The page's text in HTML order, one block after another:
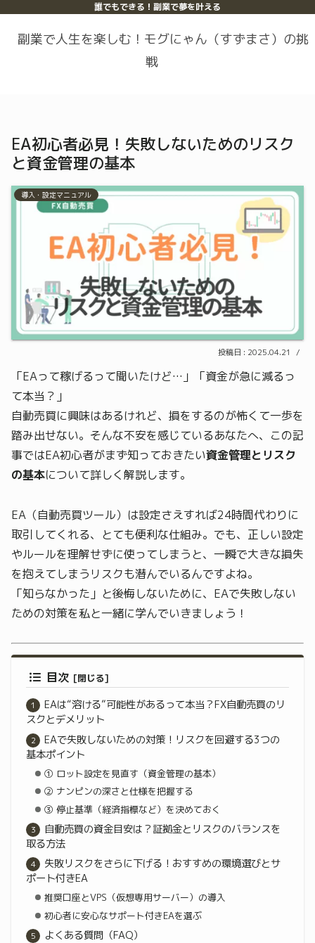
誰でもできる！副業で夢を叶える
副業で人生を楽しむ！モグにゃん（すずまさ）の挑
戦
EA初心者必見！失敗しないためのリスク
と資金管理の基本
導入・設定マニュアル
2025.04.21
「EAって稼げるって聞いたけど…」「資金が急に減るっ
て本当？」
自動売買に興味はあるけれど、損をするのが怖くて一歩を
踏み出せない。そんな不安を感じているあなたへ、この記
事ではEA初心者がまず知っておきたい資金管理とリスク
の基本について詳しく解説します。
EA（自動売買ツール）は設定さえすれば24時間代わりに
取引してくれる、とても便利な仕組み。でも、正しい設定
やルールを理解せずに使ってしまうと、一瞬で大きな損失
を抱えてしまうリスクも潜んでいるんですよね。
「知らなかった」と後悔しないために、EAで失敗しない
ための対策を私と一緒に学んでいきましょう！
目次
EAは“溶ける”可能性があるって本当？FX自動売買のリ
スクとデメリット
EAで失敗しないための対策！リスクを回避する3つの
基本ポイント
① ロット設定を見直す（資金管理の基本）
② ナンピンの深さと仕様を把握する
③ 停止基準（経済指標など）を決めておく
自動売買の資金目安は？証拠金とリスクのバランスを
取る方法
失敗リスクをさらに下げる！おすすめの環境選びとサ
ポート付きEA
推奨口座とVPS（仮想専用サーバー）の導入
初心者に安心なサポート付きEAを選ぶ
よくある質問（FAQ）